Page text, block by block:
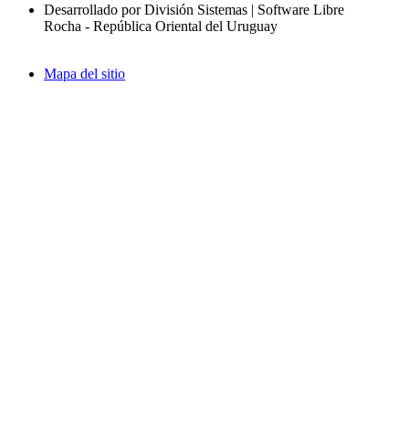
Desarrollado por División Sistemas | Software Libre
Rocha - República Oriental del Uruguay
Mapa del sitio